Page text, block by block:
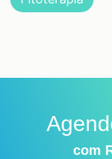
com